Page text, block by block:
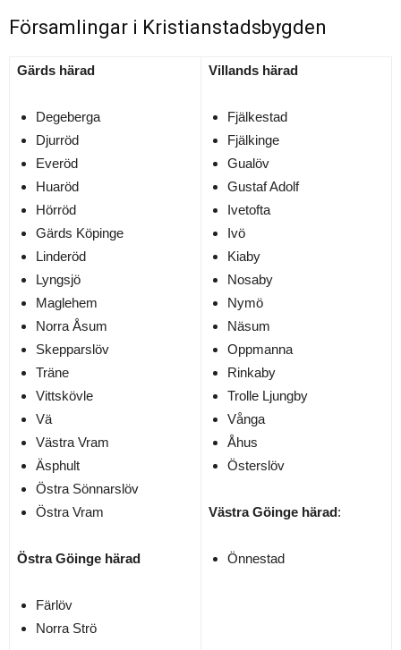
Församlingar i Kristianstadsbygden
Gärds härad
Degeberga
Djurröd
Everöd
Huaröd
Hörröd
Gärds Köpinge
Linderöd
Lyngsjö
Maglehem
Norra Åsum
Skepparslöv
Träne
Vittskövle
Vä
Västra Vram
Äsphult
Östra Sönnarslöv
Östra Vram
Östra Göinge härad
Färlöv
Norra Strö
Villands härad
Fjälkestad
Fjälkinge
Gualöv
Gustaf Adolf
Ivetofta
Ivö
Kiaby
Nosaby
Nymö
Näsum
Oppmanna
Rinkaby
Trolle Ljungby
Vånga
Åhus
Österslöv
Västra Göinge härad:
Önnestad